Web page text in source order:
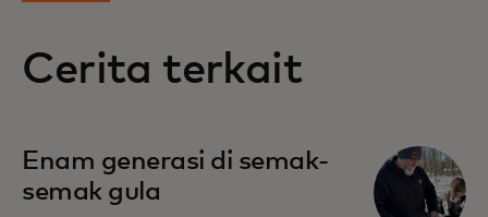
Cerita terkait
Enam generasi di semak-
semak gula